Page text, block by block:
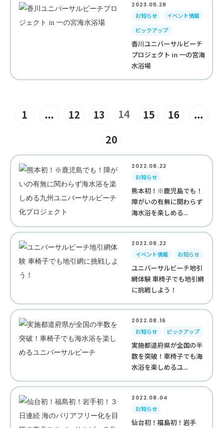
2023.05.28
お知らせ
イベント情報
ピックアップ
香川ユニバーサルビーチ
プロジェクト in 一の宮海
水浴場
1 ... 12 13 14 15 16
...
20
2022.08.22
お知らせ
熊本初！※鹿児島でも！
障がいの有無に関わらず
海水浴を楽しめる...
2022.08.22
イベント情報
お知らせ
ユニバーサルビーチ地引
網体験 車椅子でも地引網
に挑戦しよう！
2022.08.16
お知らせ
ピックアップ
実施都道府県が全国の半
数を突破！車椅子でも海
水浴を楽しめるユ...
2022.08.04
お知らせ
仙台初！福島初！岩手